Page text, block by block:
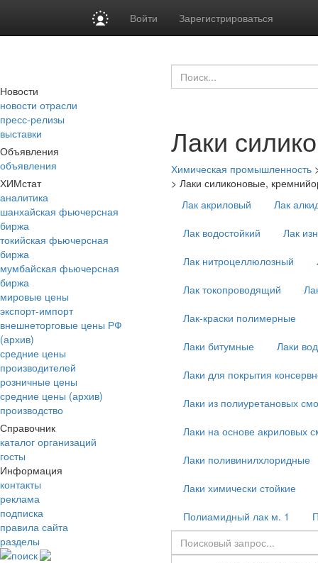
Войти Зарегистрироваться
Новости
новости отрасли
пресс-релизы
выставки
Объявления
объявления
ХИМстат
аналитика
шанхайская фьючерсная
биржа
токийская фьючерсная
биржа
мумбайская фьючерсная
биржа
мировые цены
экспорт-импорт
внешнеторговые цены РФ
(архив)
средние цены
производителей
розничные цены
средние цены (архив)
производство
Справочник
каталог организаций
госты
Информация
контакты
реклама
подписка
правила сайта
разделы
поиск
Лаки
Химическая промышленность
> Лаки силиконовые,
Лак акриловый
Лак
Лак водостойкий
Лак
Лак нитроцеллюлозный
Лак токопроводящий
Лак-краски полимерные
Лаки битумные
Лаки
Лаки для покрытия
Лаки из полиуретановых
Лаки на основе акриловых
Лаки поливинилхлоридные
Лаки химически стойкие
Полиамидный лак м. 1